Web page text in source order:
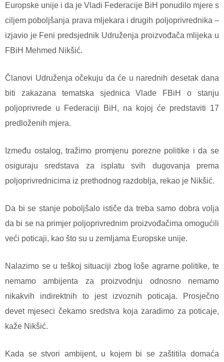
Europske unije i da je Vladi Federacije BiH ponudilo mjere s
ciljem poboljšanja prava mljekara i drugih poljoprivrednika –
izjavio je Feni predsjednik Udruženja proizvođača mlijeka u
FBiH Mehmed Nikšić.
Članovi Udruženja očekuju da će u narednih desetak dana
biti zakazana tematska sjednica Vlade FBiH o stanju
poljoprivrede u Federaciji BiH, na kojoj će predstaviti 17
predloženih mjera.
Između ostalog, tražimo promjenu porezne politike i da se
osiguraju sredstava za isplatu svih dugovanja prema
poljoprivrednicima iz prethodnog razdoblja, rekao je Nikšić.
Da bi se stanje poboljšalo ističe da treba samo dobra volja
da bi se na primjer poljoprivrednim proizvođačima omogućili
veći poticaji, kao što su u zemljama Europske unije.
Nalazimo se u teškoj situaciji zbog loše agrarne politike, te
nemamo ambijenta za proizvodnju odnosno nemamo
nikakvih indirektnih to jest izvoznih poticaja. Prosječno
devet mjeseci čekamo sredstva koja zaradimo za poticaje,
kaže Nikšić.
Kada se stvori ambijent, u kojem bi se zaštitila domaća